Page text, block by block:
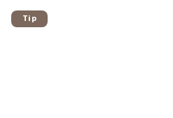
Tip